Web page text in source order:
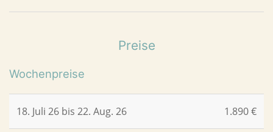
Preise
Wochenpreise
18. Juli 26 bis 22. Aug. 26 1.890 €